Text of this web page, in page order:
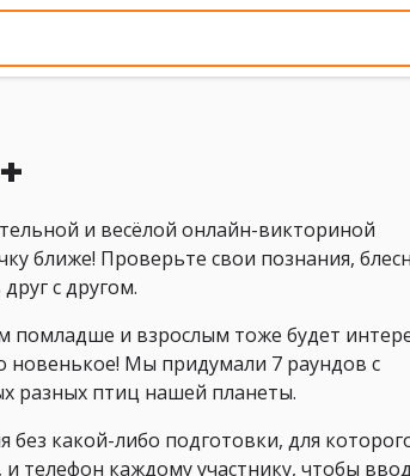
и весёлой онлайн-викториной
ближе! Проверьте свои познания,
с другом.
помладше и взрослым тоже будет
новенькое! Мы придумали 7 раундов с
разных птиц нашей планеты.
без какой-либо подготовки, для
телефон каждому участнику, чтобы